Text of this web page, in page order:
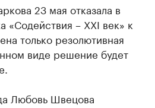
23 мая отказала в
«Содействия – XXI век» к
только резолютивная
виде решение будет
Любовь Швецова